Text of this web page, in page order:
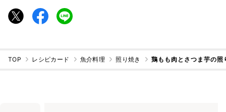
TOP レシピカード 魚介料理 照り焼き 鶏もも肉とさつま芋の